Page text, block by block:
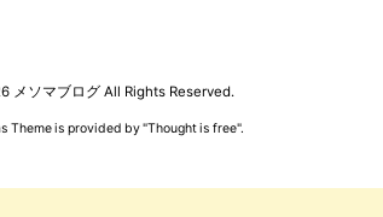
メソマブログ All Rights Reserved.
Theme is provided by "Thought is free".